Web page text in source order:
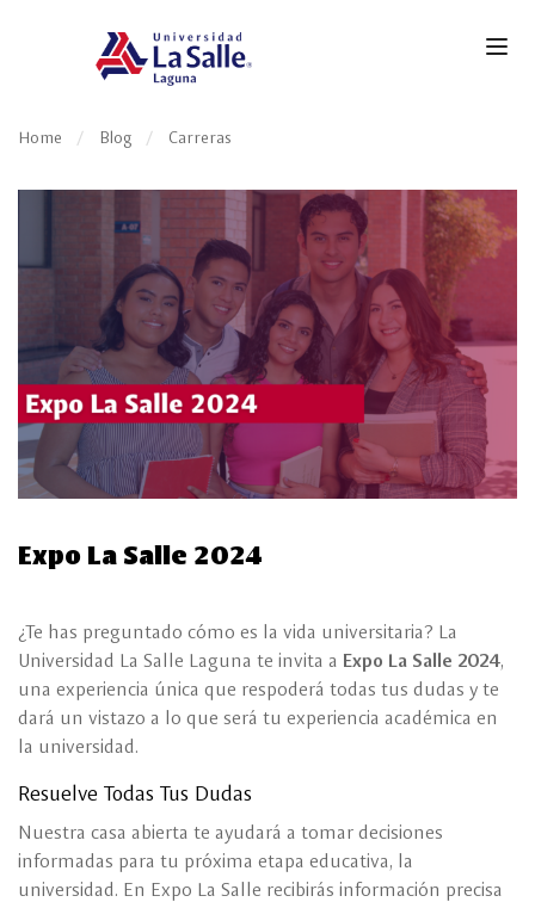
Home Blog Carreras
Expo La Salle 2024
¿Te has preguntado cómo es la vida universitaria? La
Universidad La Salle Laguna te invita a Expo La Salle 2024,
una experiencia única que respoderá todas tus dudas y te
dará un vistazo a lo que será tu experiencia académica en
la universidad.
Resuelve Todas Tus Dudas
Nuestra casa abierta te ayudará a tomar decisiones
informadas para tu próxima etapa educativa, la
universidad. En Expo La Salle recibirás información precisa